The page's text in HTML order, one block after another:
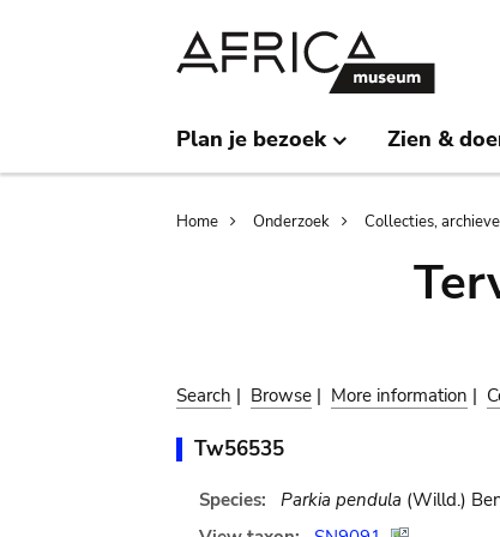
Plan je bezoek Zien &
Breadcrumb
Home Onderzoek Collecties,
Search | Browse | More information |
Tw56535
Species: Parkia pendula (Willd.)